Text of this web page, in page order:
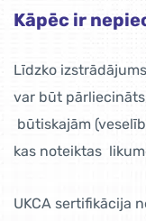
Kāpēc ir
Līdzko
var būt
būtiskajām
kas noteiktas
UKCA sertifikācija